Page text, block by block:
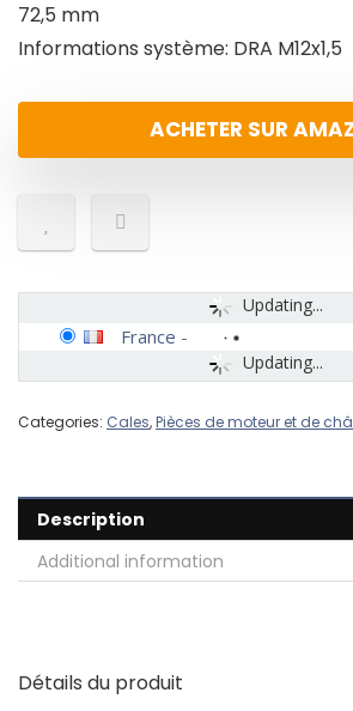
72,5 mm
Informations système: DRA M12x1,5
ACHETER SUR
Updating...
Updating...
France -
Categories: Cales,Pièces de moteur et de
Description
Additional information
Détails du produit